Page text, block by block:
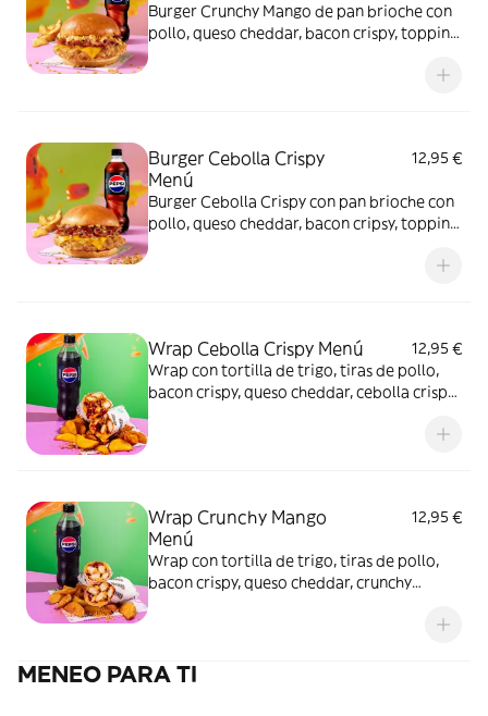
Burger Crunchy Mango de pan brioche con
pollo, queso cheddar, bacon crispy, topping
Burger Cebolla Crispy
Menú
12,95 €
Burger Cebolla Crispy con pan brioche con
pollo, queso cheddar, bacon cripsy, topping
Wrap Cebolla Crispy Menú
12,95 €
Wrap con tortilla de trigo, tiras de pollo,
bacon crispy, queso cheddar, cebolla crispy
Wrap Crunchy Mango
Menú
12,95 €
Wrap con tortilla de trigo, tiras de pollo,
bacon crispy, queso cheddar, crunchy
MENEO PARA TI